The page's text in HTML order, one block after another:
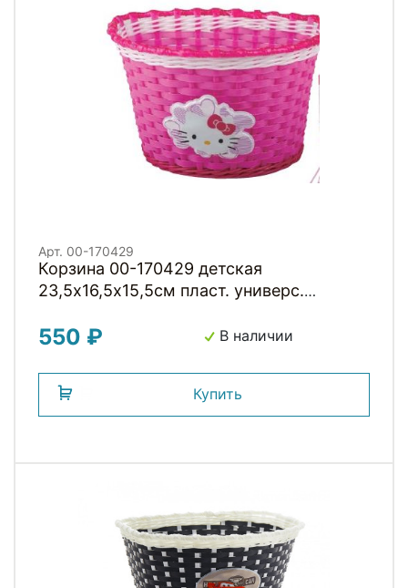
Арт. 00-170429
Корзина 00-170429 детская
23,5х16,5х15,5см пласт. универс.
KITTY
550 ₽ В наличии
Купить